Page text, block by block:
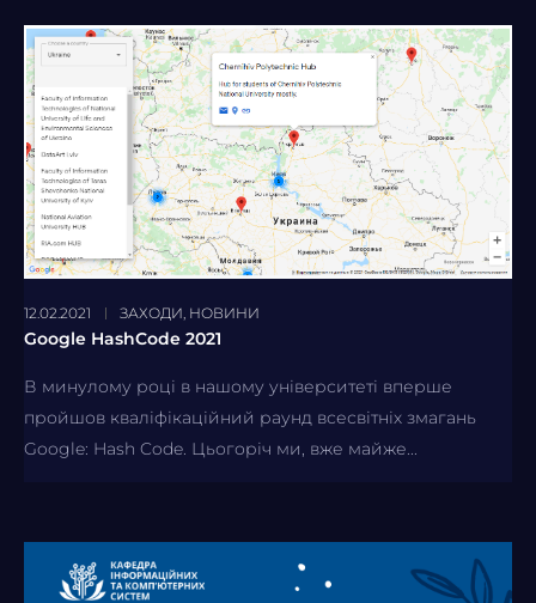
12.02.2021 ЗАХОДИ НОВИНИ
Google HashCode 2021
В минулому році в нашому університеті вперше
пройшов кваліфікаційний раунд всесвітніх змагань
Google: Hash Code. Цьогоріч ми, вже майже...